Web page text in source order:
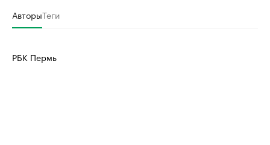
АвторыТеги
РБК Пермь